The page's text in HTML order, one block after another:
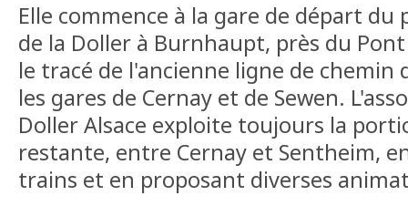
Elle commence à la gare de départ
de la Doller à Burnhaupt, près du
le tracé de l'ancienne ligne de chemin
les gares de Cernay et de Sewen.
Doller Alsace exploite toujours la
restante, entre Cernay et Sentheim,
trains et en proposant diverses